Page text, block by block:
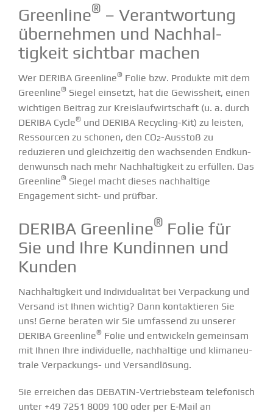
Greenline®– Verant­wortung
übernehmen und Nachhal­
tigkeit sichtbar machen
Wer DERIBA Greenline® Folie bzw. Produkte mit dem
Greenline® Siegel einsetzt, hat die Gewissheit, einen
wichtigen Beitrag zur Kreis­lauf­wirt­schaft (u. a. durch
DERIBA Cycle® und DERIBA Recycling-Kit) zu leisten,
Ressourcen zu schonen, den CO2-Ausstoß zu
reduzieren und gleich­zeitig den wachsenden Endkun­
den­wunsch nach mehr Nachhal­tigkeit zu erfüllen. Das
Greenline® Siegel macht dieses nachhaltige
Engagement sicht- und prüfbar.
DERIBA Greenline®Folie für
Sie und Ihre Kundinnen und
Kunden
Nachhal­tigkeit und Indivi­dua­lität bei Verpa­ckung und
Versand ist Ihnen wichtig? Dann kontak­tieren Sie
uns! Gerne beraten wir Sie umfassend zu unserer
DERIBA Greenline® Folie und entwi­ckeln gemeinsam
mit Ihnen Ihre indivi­duelle, nachhaltige und klima­neu­
trale Verpa­­ckungs- und Versand­lösung.
Sie erreichen das DEBATIN-Vertriebsteam telefo­nisch
unter +49 7251 8009 100 oder per E‑Mail an